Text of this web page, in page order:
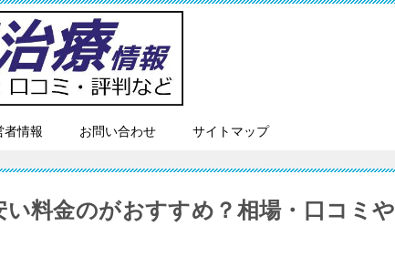
者情報 お問い合わせ サイトマップ
料金のがおすすめ？相場・口コミや